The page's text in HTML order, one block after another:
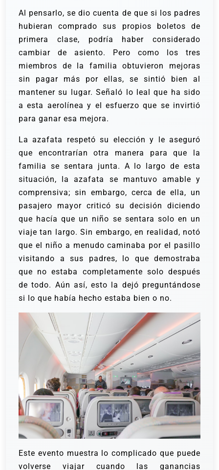
Al pensarlo, se dio cuenta de que si los padres
hubieran comprado sus propios boletos de
primera clase, podría haber considerado
cambiar de asiento. Pero como los tres
miembros de la familia obtuvieron mejoras
sin pagar más por ellas, se sintió bien al
mantener su lugar. Señaló lo leal que ha sido
a esta aerolínea y el esfuerzo que se invirtió
para ganar esa mejora.
La azafata respetó su elección y le aseguró
que encontrarían otra manera para que la
familia se sentara junta. A lo largo de esta
situación, la azafata se mantuvo amable y
comprensiva; sin embargo, cerca de ella, un
pasajero mayor criticó su decisión diciendo
que hacía que un niño se sentara solo en un
viaje tan largo. Sin embargo, en realidad, notó
que el niño a menudo caminaba por el pasillo
visitando a sus padres, lo que demostraba
que no estaba completamente solo después
de todo. Aún así, esto la dejó preguntándose
si lo que había hecho estaba bien o no.
Este evento muestra lo complicado que puede
volverse viajar cuando las ganancias